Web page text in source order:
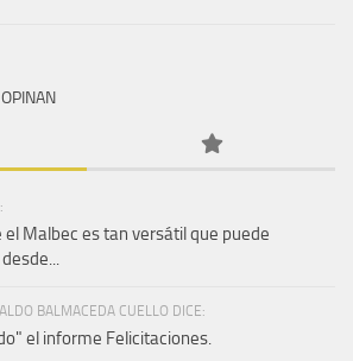
el Malbec es tan versátil que puede
BALMACEDA CUELLO DICE:
el informe Felicitaciones.